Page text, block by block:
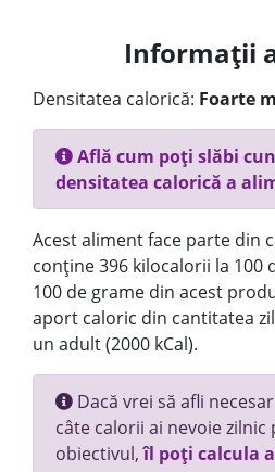
Informații
Densitatea calorică: Foarte
Află cum poți slăbi
densitatea calorică a
Acest aliment face parte din
conține 396 kilocalorii la 100
100 de grame din acest
aport caloric din cantitatea
un adult (2000 kCal).
Dacă vrei să afli
câte calorii ai nevoie
obiectivul,îl poți calcula